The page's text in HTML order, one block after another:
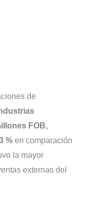
de
FOB,
% en comparación
la mayor
externas del